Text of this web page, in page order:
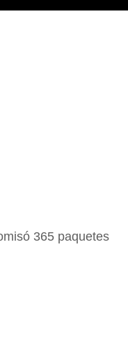
365 paquetes